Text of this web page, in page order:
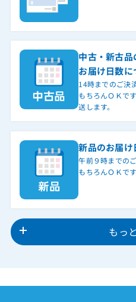
中古・新古品
お届け日数に
14時までのご決
もちろんＯＫで
送します。
新品のお届け
午前９時までの
もちろんＯＫで
もっ